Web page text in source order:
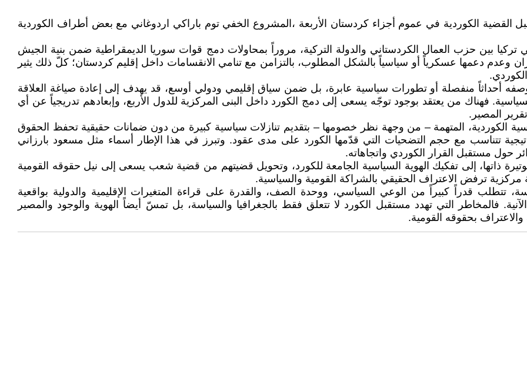
القضية الكوردية في عموم أجزاء كردستان الأربعة ،المشروع الخفي توم باراكي اردوغاني مع بعض أطراف الكوردية
بين حزب العمال الكردستاني والدولة التركية، مروراً بمحاولات دمج قوات سوريا الديمقراطية ضمن بنية الجيش
وعدم دعمها عسكرياً أو سياسياً بالشكل المطلوب، بالتزامن مع تنامي الانقسامات داخل إقليم كردستان؛ كلّ ذلك يثير
أحداثاً منفصلة أو تطورات سياسية عابرة، بل ضمن سياق إقليمي ودولي أوسع، قد يهدف إلى إعادة صياغة العلاقة
فهناك من يعتقد بوجود توجّه يسعى إلى دمج الكورد داخل البنى المركزية للدول الأربع، وإبعادهم تدريجياً عن أي
المصير.
الكوردية، المتهمة – من وجهة نظر خصومها – بتقديم تنازلات سياسية كبيرة من دون ضمانات حقيقية تحفظ الحقوق
تتناسب مع حجم التضحيات التي قدّمها الكورد على مدى عقود. وتبرز في هذا الإطار أسماء مثل مسعود بارزاني
حول مستقبل القرار الكوردي واتجاهاته.
ذاتها، إلى تفكيك الهوية السياسية الجامعة للكورد، وتحويل قضيتهم من قضية شعب يسعى إلى نيل حقوقه القومية
ترفض الاعتراف الحقيقي بالشراكة القومية والسياسية.
تتطلب قدراً كبيراً من الوعي السياسي، ووحدة الصف، والقدرة على قراءة المتغيرات الإقليمية والدولية بواقعية
فالمخاطر التي تهدد مستقبل الكورد لا تتعلق فقط بالجغرافيا والسياسة، بل تمسّ أيضاً الهوية والوجود والمصير
بحقوقه القومية.